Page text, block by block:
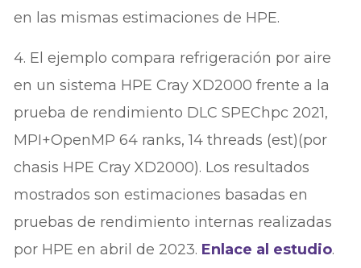
en las mismas estimaciones de HPE.
4. El ejemplo compara refrigeración por aire
en un sistema HPE Cray XD2000 frente a la
prueba de rendimiento DLC SPEChpc 2021,
MPI+OpenMP 64 ranks, 14 threads (est)(por
chasis HPE Cray XD2000). Los resultados
mostrados son estimaciones basadas en
pruebas de rendimiento internas realizadas
por HPE en abril de 2023. Enlace al estudio.